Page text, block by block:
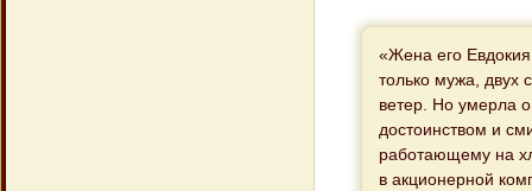
«Жена его
только мужа, двух
ветер. Но умерла
достоинством и
работающему на
в акционерной